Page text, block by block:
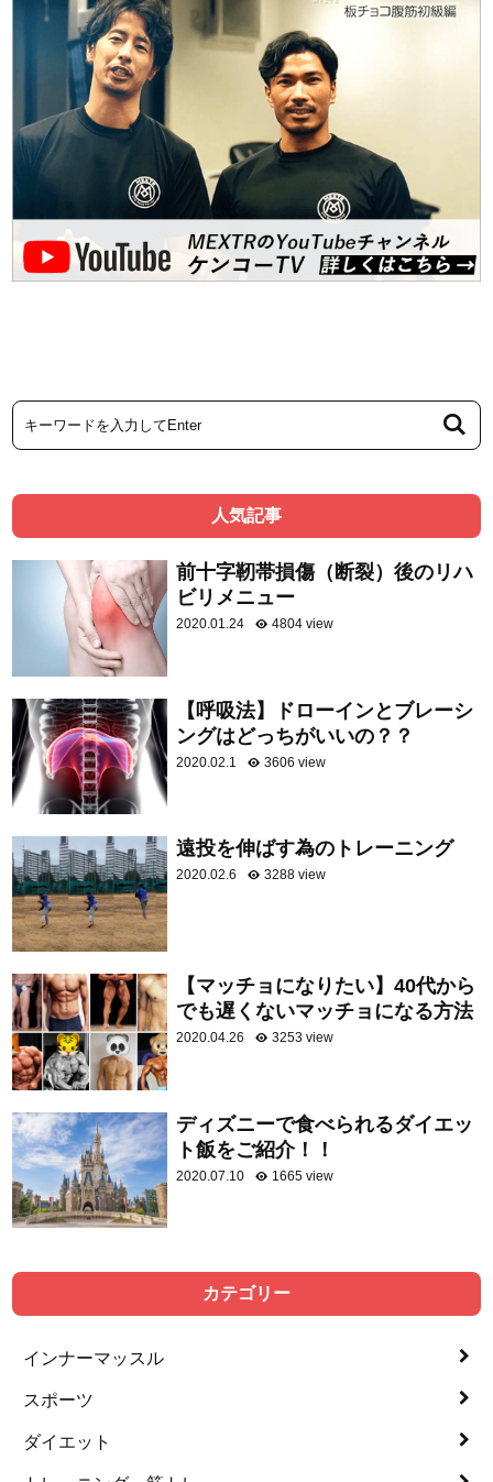
人気記事
前十字靭帯損傷（断裂）後のリハ
ビリメニュー
2020.01.24 4804 view
【呼吸法】ドローインとブレーシ
ングはどっちがいいの？？
2020.02.1 3606 view
遠投を伸ばす為のトレーニング
2020.02.6 3288 view
【マッチョになりたい】40代から
でも遅くないマッチョになる方法
2020.04.26 3253 view
ディズニーで食べられるダイエッ
ト飯をご紹介！！
2020.07.10 1665 view
カテゴリー
インナーマッスル
スポーツ
ダイエット